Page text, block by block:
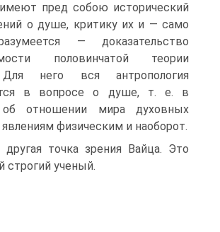
пред собою исторический
о душе, критику их и — само
— доказательство
половинчатой теории
него вся антропология
в вопросе о душе, т. е. в
об отношении мира духовных
физическим и наоборот.
точка зрения Вайца. Это
строгий ученый.